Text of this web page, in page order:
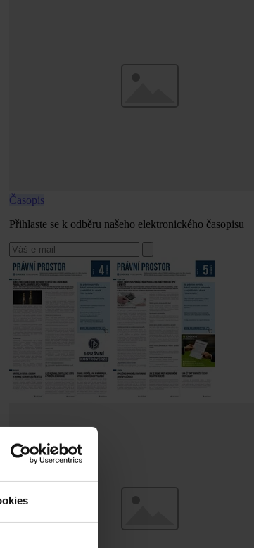
Časopis
Přihlaste se k odběru našeho elektronického časopisu